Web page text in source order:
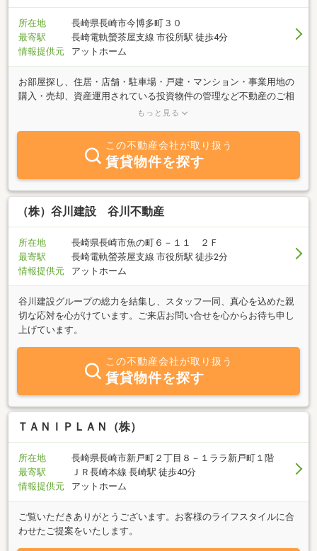
所在地
長崎県長崎市今博多町３０
最寄駅
長崎電軌螢茶屋支線 市役所駅 徒歩4分
情報提供元
アットホーム
お部屋探し、住居・店舗・駐車場・戸建・マンション・事業用地の
購入・売却、資産運用されている投資物件の管理など不動産のご相
談なら弊社にお問い合わせくださいレンタルスペースの提供も始め
もっと見る
この不動産会社が取り扱う
賃貸物件を探す
（株）谷川建設 谷川不動産
所在地
長崎県長崎市魚の町６－１１ ２Ｆ
最寄駅
長崎電軌螢茶屋支線 市役所駅 徒歩2分
情報提供元
アットホーム
谷川建設グループの総力を結集し、スタッフ一同、真心を込めた親
切な応対を心がけています。ご来店お問い合せを心からお待ち申し
上げています。
この不動産会社が取り扱う
賃貸物件を探す
ＴＡＮＩＰＬＡＮ（株）
所在地
長崎県長崎市新戸町２丁目８－１ララ新戸町１階
最寄駅
ＪＲ長崎本線 長崎駅 徒歩40分
情報提供元
アットホーム
ご覧いただきありがとうございます。お客様のライフスタイルに合
わせたご提案をいたします。